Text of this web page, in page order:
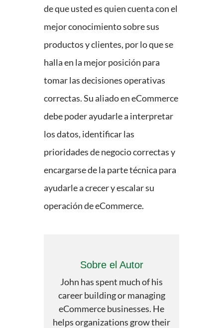
de que usted es quien cuenta con el
mejor conocimiento sobre sus
productos y clientes, por lo que se
halla en la mejor posición para
tomar las decisiones operativas
correctas. Su aliado en eCommerce
debe poder ayudarle a interpretar
los datos, identificar las
prioridades de negocio correctas y
encargarse de la parte técnica para
ayudarle a crecer y escalar su
operación de eCommerce.
Sobre el Autor
John has spent much of his
career building or managing
eCommerce businesses. He
helps organizations grow their